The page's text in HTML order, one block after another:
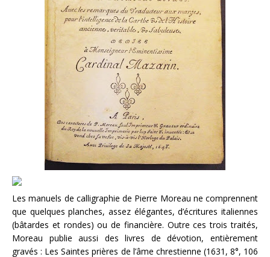
Les manuels de calligraphie de Pierre Moreau ne comprennent
que quelques planches, assez élégantes, d’écritures italiennes
(bâtardes et rondes) ou de financière. Outre ces trois traités,
Moreau publie aussi des livres de dévotion, entièrement
gravés : Les Saintes prières de l’âme chrestienne (1631, 8°, 106